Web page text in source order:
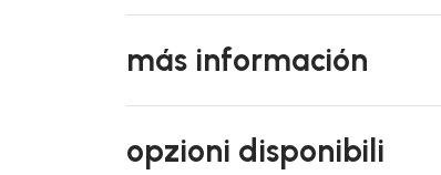
más información
opzioni disponibili